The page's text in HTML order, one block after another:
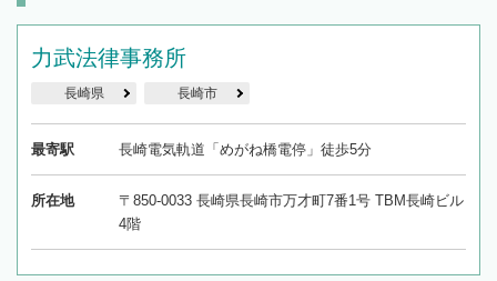
力武法律事務所
長崎県 長崎市
最寄駅 長崎電気軌道「めがね橋電停」徒歩5分
所在地
〒850-0033 長崎県長崎市万才町7番1号 TBM長崎ビル
4階